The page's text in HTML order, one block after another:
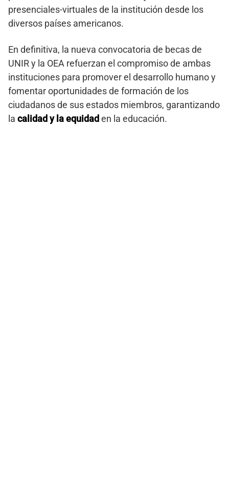
presenciales-virtuales de la institución desde los
diversos países americanos.
En definitiva, la nueva convocatoria de becas de
UNIR y la OEA refuerzan el compromiso de ambas
instituciones para promover el desarrollo humano y
fomentar oportunidades de formación de los
ciudadanos de sus estados miembros, garantizando
la calidad y la equidad en la educación.